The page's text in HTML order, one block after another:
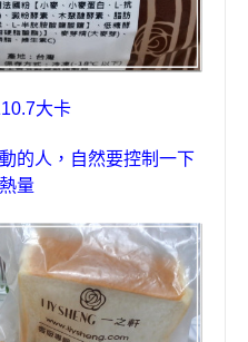
大卡
的人，自然要控制一下
量